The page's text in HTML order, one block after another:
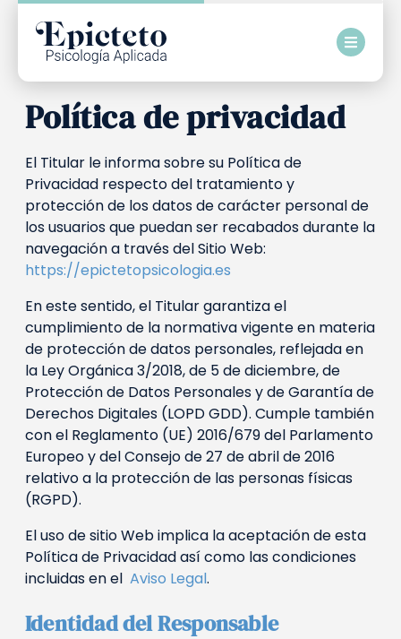
Política de privacidad
El Titular le informa sobre su Política de
Privacidad respecto del tratamiento y
protección de los datos de carácter personal de
los usuarios que puedan ser recabados durante la
navegación a través del Sitio Web:
https://epictetopsicologia.es
En este sentido, el Titular garantiza el
cumplimiento de la normativa vigente en materia
de protección de datos personales, reflejada en
la Ley Orgánica 3/2018, de 5 de diciembre, de
Protección de Datos Personales y de Garantía de
Derechos Digitales (LOPD GDD). Cumple también
con el Reglamento (UE) 2016/679 del Parlamento
Europeo y del Consejo de 27 de abril de 2016
relativo a la protección de las personas físicas
(RGPD).
El uso de sitio Web implica la aceptación de esta
Política de Privacidad así como las condiciones
incluidas en el Aviso Legal.
Identidad del Responsable